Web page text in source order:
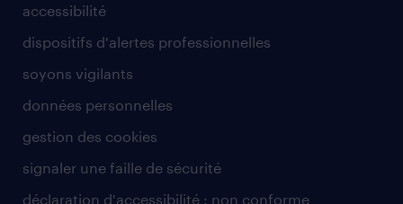
accessibilité
dispositifs d'alertes professionnelles
soyons vigilants
données personnelles
gestion des cookies
signaler une faille de sécurité
déclaration d'accessibilité : non conforme